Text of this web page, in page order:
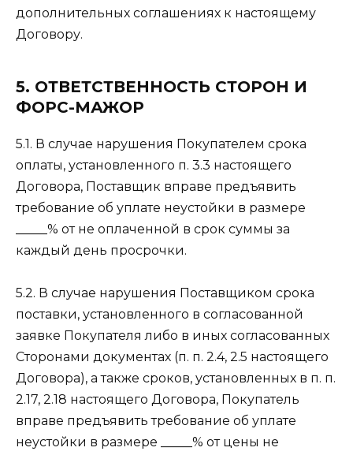
дополнительных соглашениях к настоящему
Договору.
5. ОТВЕТСТВЕННОСТЬ СТОРОН И
ФОРС-МАЖОР
5.1. В случае нарушения Покупателем срока
оплаты, установленного п. 3.3 настоящего
Договора, Поставщик вправе предъявить
требование об уплате неустойки в размере
_____% от не оплаченной в срок суммы за
каждый день просрочки.
5.2. В случае нарушения Поставщиком срока
поставки, установленного в согласованной
заявке Покупателя либо в иных согласованных
Сторонами документах (п. п. 2.4, 2.5 настоящего
Договора), а также сроков, установленных в п. п.
2.17, 2.18 настоящего Договора, Покупатель
вправе предъявить требование об уплате
неустойки в размере _____% от цены не